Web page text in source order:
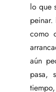
lo que
peinar.
como
aún
pasa,